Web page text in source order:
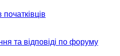
та відповіді по форуму